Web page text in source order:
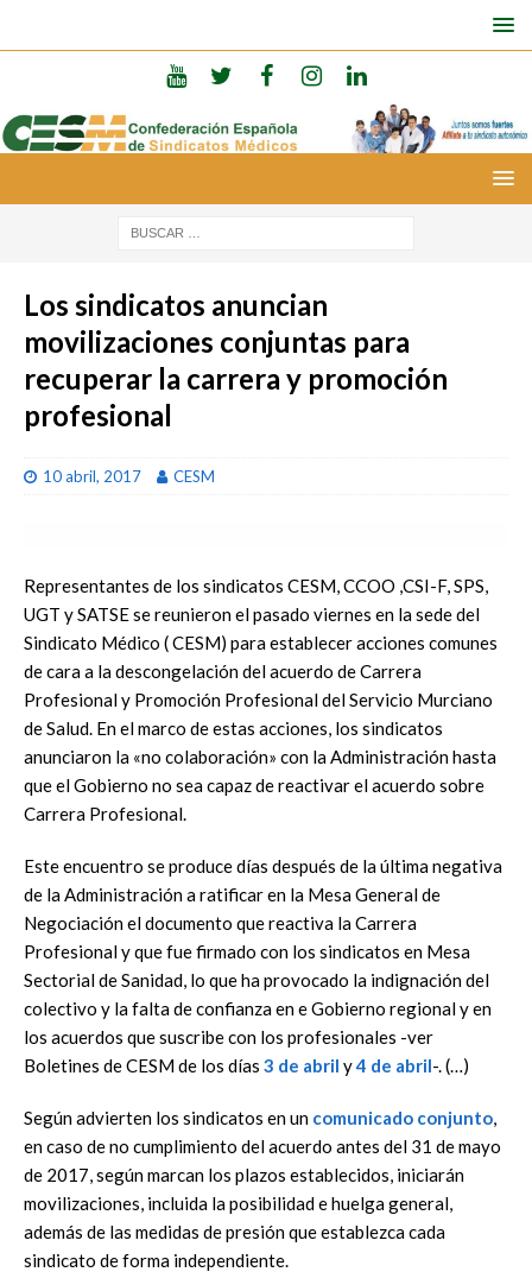
Los sindicatos anuncian
movilizaciones conjuntas para
recuperar la carrera y promoción
profesional
10 abril, 2017 CESM
Representantes de los sindicatos CESM, CCOO ,CSI-F, SPS,
UGT y SATSE se reunieron el pasado viernes en la sede del
Sindicato Médico ( CESM) para establecer acciones comunes
de cara a la descongelación del acuerdo de Carrera
Profesional y Promoción Profesional del Servicio Murciano
de Salud. En el marco de estas acciones, los sindicatos
anunciaron la «no colaboración» con la Administración hasta
que el Gobierno no sea capaz de reactivar el acuerdo sobre
Carrera Profesional.
Este encuentro se produce días después de la última negativa
de la Administración a ratificar en la Mesa General de
Negociación el documento que reactiva la Carrera
Profesional y que fue firmado con los sindicatos en Mesa
Sectorial de Sanidad, lo que ha provocado la indignación del
colectivo y la falta de confianza en e Gobierno regional y en
los acuerdos que suscribe con los profesionales -ver
Boletines de CESM de los días 3 de abril y4 de abril-. (…)
Según advierten los sindicatos en un comunicado conjunto,
en caso de no cumplimiento del acuerdo antes del 31 de mayo
de 2017, según marcan los plazos establecidos, iniciarán
movilizaciones, incluida la posibilidad e huelga general,
además de las medidas de presión que establezca cada
sindicato de forma independiente.